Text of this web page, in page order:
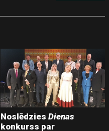
NoslēdziesDienas
konkurss par